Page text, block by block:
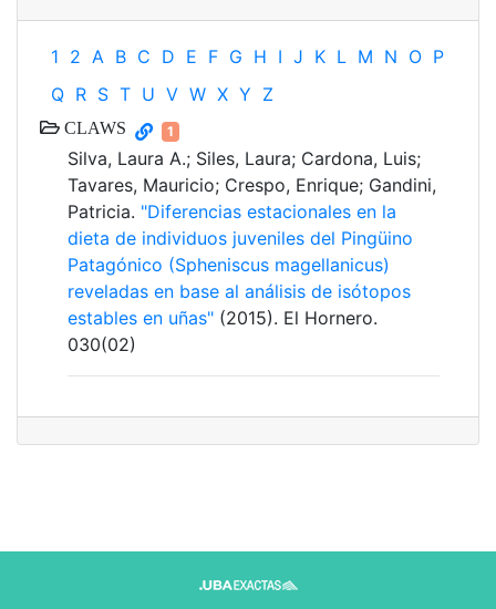
1 2 A B C D E F G H I J K L M N O P
Q R S T U V W X Y Z
CLAWS 1
Silva, Laura A.; Siles, Laura; Cardona, Luis;
Tavares, Mauricio; Crespo, Enrique; Gandini,
Patricia. "Diferencias estacionales en la
dieta de individuos juveniles del Pingüino
Patagónico (Spheniscus magellanicus)
reveladas en base al análisis de isótopos
estables en uñas" (2015). El Hornero.
030(02)